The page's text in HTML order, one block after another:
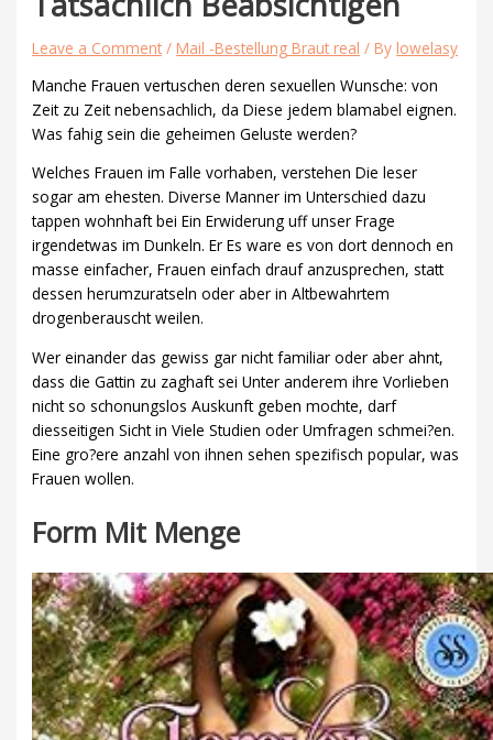
Leave a Comment /Mail -Bestellung Braut real / Bylowelasy
Manche Frauen vertuschen deren sexuellen Wunsche: von
Zeit zu Zeit nebensachlich, da Diese jedem blamabel eignen.
Was fahig sein die geheimen Geluste werden?
Welches Frauen im Falle vorhaben, verstehen Die leser
sogar am ehesten. Diverse Manner im Unterschied dazu
tappen wohnhaft bei Ein Erwiderung uff unser Frage
irgendetwas im Dunkeln. Er Es ware es von dort dennoch en
masse einfacher, Frauen einfach drauf anzusprechen, statt
dessen herumzuratseln oder aber in Altbewahrtem
drogenberauscht weilen.
Wer einander das gewiss gar nicht familiar oder aber ahnt,
dass die Gattin zu zaghaft sei Unter anderem ihre Vorlieben
nicht so schonungslos Auskunft geben mochte, darf
diesseitigen Sicht in Viele Studien oder Umfragen schmei?en.
Eine gro?ere anzahl von ihnen sehen spezifisch popular, was
Frauen wollen.
Form Mit Menge